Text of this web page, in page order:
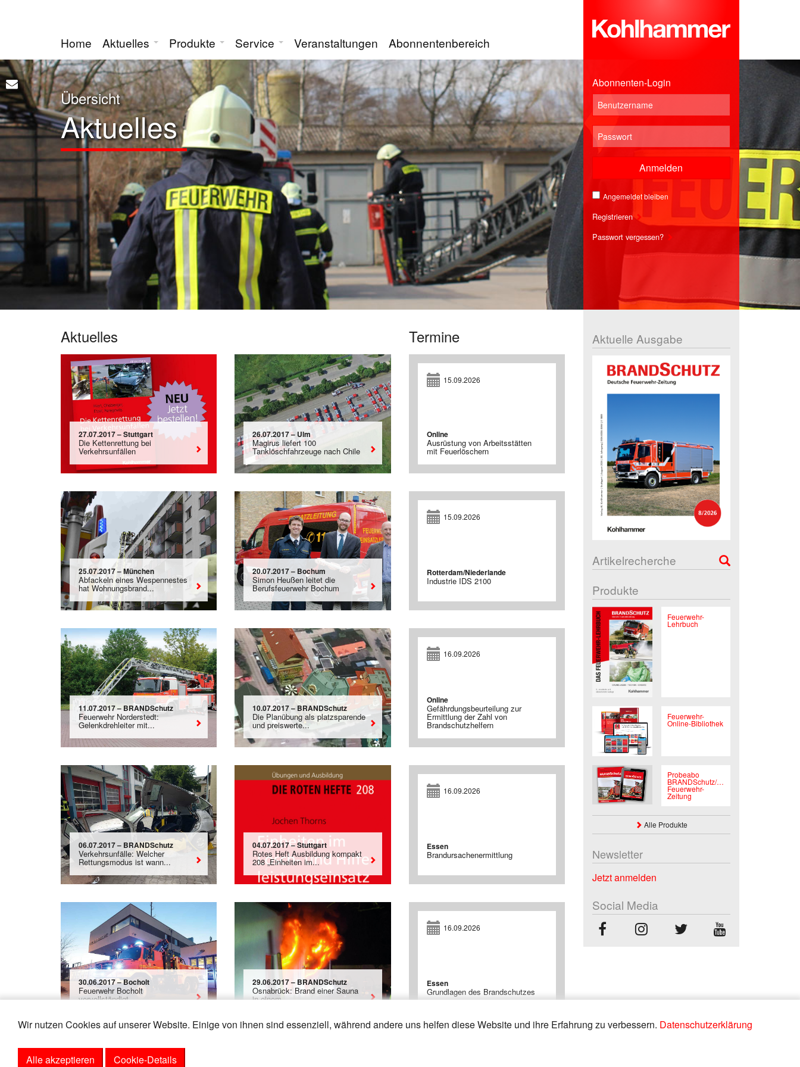
Wir nutzen Cookies auf unserer Website. Einige von ihnen sind essenziell, während andere uns helfen diese Website und ihre Erfahrung zu verbessern. Datenschutzerklärung
Alle akzeptieren Cookie-Details
Home Aktuelles Produkte Service Veranstaltungen Abonnentenbereich
Übersicht
Aktuelles
Abonnenten-Login
Anmelden
Angemeldet bleiben
Registrieren
Passwort vergessen?
Aktuelles
27.07.2017 – Stuttgart
Die Kettenrettung bei
Verkehrsunfällen
26.07.2017 – Ulm
Magirus liefert 100
Tanklöschfahrzeuge nach Chile
25.07.2017 – München
Abfackeln eines Wespennestes
hat Wohnungsbrand...
20.07.2017 – Bochum
Simon Heußen leitet die
Berufsfeuerwehr Bochum
11.07.2017 – BRANDSchutz
Feuerwehr Norderstedt:
Gelenkdrehleiter mit...
10.07.2017 – BRANDSchutz
Die Planübung als platzsparende
und preiswerte...
06.07.2017 – BRANDSchutz
Verkehrsunfälle: Welcher
Rettungsmodus ist wann...
04.07.2017 – Stuttgart
Rotes Heft Ausbildung kompakt
208 „Einheiten im...
30.06.2017 – Bocholt
Feuerwehr Bocholt
vervollständigt ...
29.06.2017 – BRANDSchutz
Osnabrück: Brand einer Sauna
in einem...
Termine
15.09.2026
Online
Ausrüstung von Arbeitsstätten
mit Feuerlöschern
15.09.2026
Rotterdam/Niederlande
Industrie IDS 2100
16.09.2026
Online
Gefährdungsbeurteilung zur
Ermittlung der Zahl von
Brandschutzhelfern
16.09.2026
Essen
Brandursachenermittlung
16.09.2026
Essen
Grundlagen des Brandschutzes
Aktuelle Ausgabe
Artikelrecherche
Produkte
Feuerwehr-
Lehrbuch
Feuerwehr-
Online-Bibliothek
Probeabo
BRANDSchutz/Deutsche
Feuerwehr-
Zeitung
Alle Produkte
Newsletter
Jetzt anmelden
Social Media